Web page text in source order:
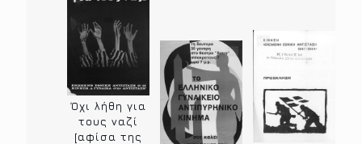
Όχι λήθη για
τους ναζί
[αφίσα της